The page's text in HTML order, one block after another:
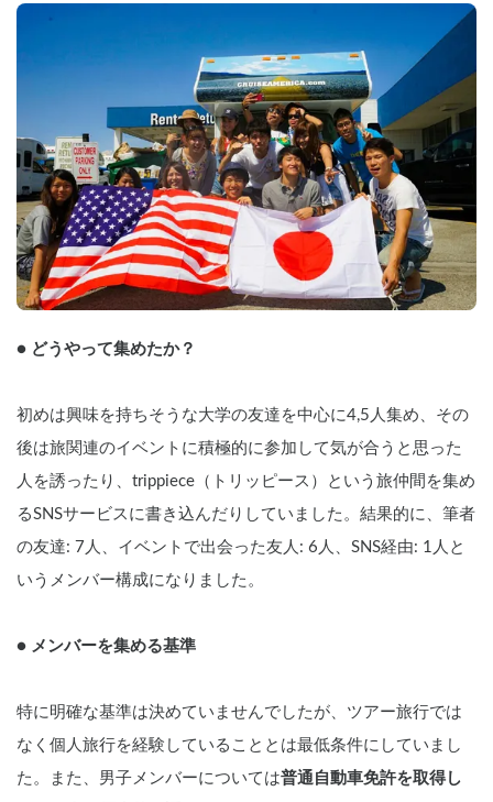
● どうやって集めたか？
初めは興味を持ちそうな大学の友達を中心に4,5人集め、その
後は旅関連のイベントに積極的に参加して気が合うと思った
人を誘ったり、trippiece（トリッピース）という旅仲間を集め
るSNSサービスに書き込んだりしていました。結果的に、筆者
の友達: 7人、イベントで出会った友人: 6人、SNS経由: 1人と
いうメンバー構成になりました。
● メンバーを集める基準
特に明確な基準は決めていませんでしたが、ツアー旅行では
なく個人旅行を経験していることとは最低条件にしていまし
た。また、男子メンバーについては普通自動車免許を取得し